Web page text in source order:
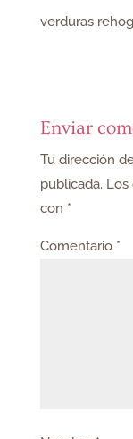
verduras
Enviar
Tu dirección
publicada. Los
con *
Comentario *